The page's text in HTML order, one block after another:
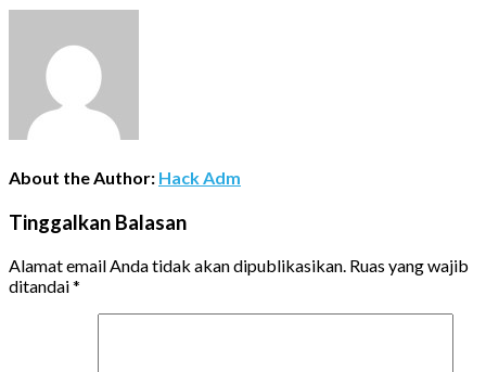
About the Author: Hack Adm
Tinggalkan Balasan
Alamat email Anda tidak akan dipublikasikan. Ruas yang wajib
ditandai*